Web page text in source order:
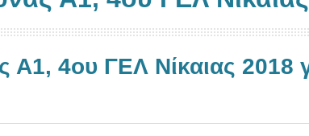
4ου ΓΕΛ Νίκαιας 2018